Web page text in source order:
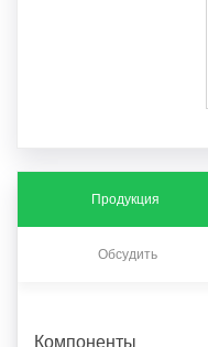
Продукция
Обсудить
Компоненты